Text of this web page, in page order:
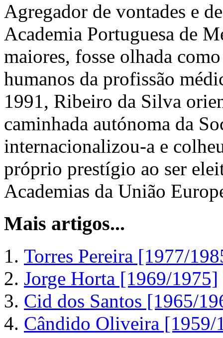
Agregador de vontades e
Academia Portuguesa de
maiores, fosse olhada
humanos da profissão
1991, Ribeiro da Silva
caminhada autónoma da
internacionalizou-a e
próprio prestígio ao ser
Academias da União
Mais artigos...
Torres Pereira [1977/
Jorge Horta [1969/1975]
Cid dos Santos [1965/
Cândido Oliveira [1959/